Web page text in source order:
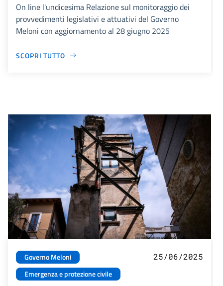
On line l'undicesima Relazione sul monitoraggio dei
provvedimenti legislativi e attuativi del Governo
Meloni con aggiornamento al 28 giugno 2025
SCOPRI TUTTO
Governo Meloni
Emergenza e protezione civile
25/06/2025